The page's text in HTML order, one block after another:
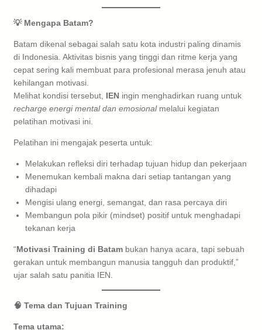
💡 Mengapa Batam?
Batam dikenal sebagai salah satu kota industri paling dinamis
di Indonesia. Aktivitas bisnis yang tinggi dan ritme kerja yang
cepat sering kali membuat para profesional merasa jenuh atau
kehilangan motivasi.
Melihat kondisi tersebut, IEN ingin menghadirkan ruang untuk
recharge energi mental dan emosionalmelalui kegiatan
pelatihan motivasi ini.
Pelatihan ini mengajak peserta untuk:
Melakukan refleksi diri terhadap tujuan hidup dan pekerjaan
Menemukan kembali makna dari setiap tantangan yang
dihadapi
Mengisi ulang energi, semangat, dan rasa percaya diri
Membangun pola pikir (mindset) positif untuk menghadapi
tekanan kerja
“Motivasi Training di Batam bukan hanya acara, tapi sebuah
gerakan untuk membangun manusia tangguh dan produktif,”
ujar salah satu panitia IEN.
🧠 Tema dan Tujuan Training
Tema utama: